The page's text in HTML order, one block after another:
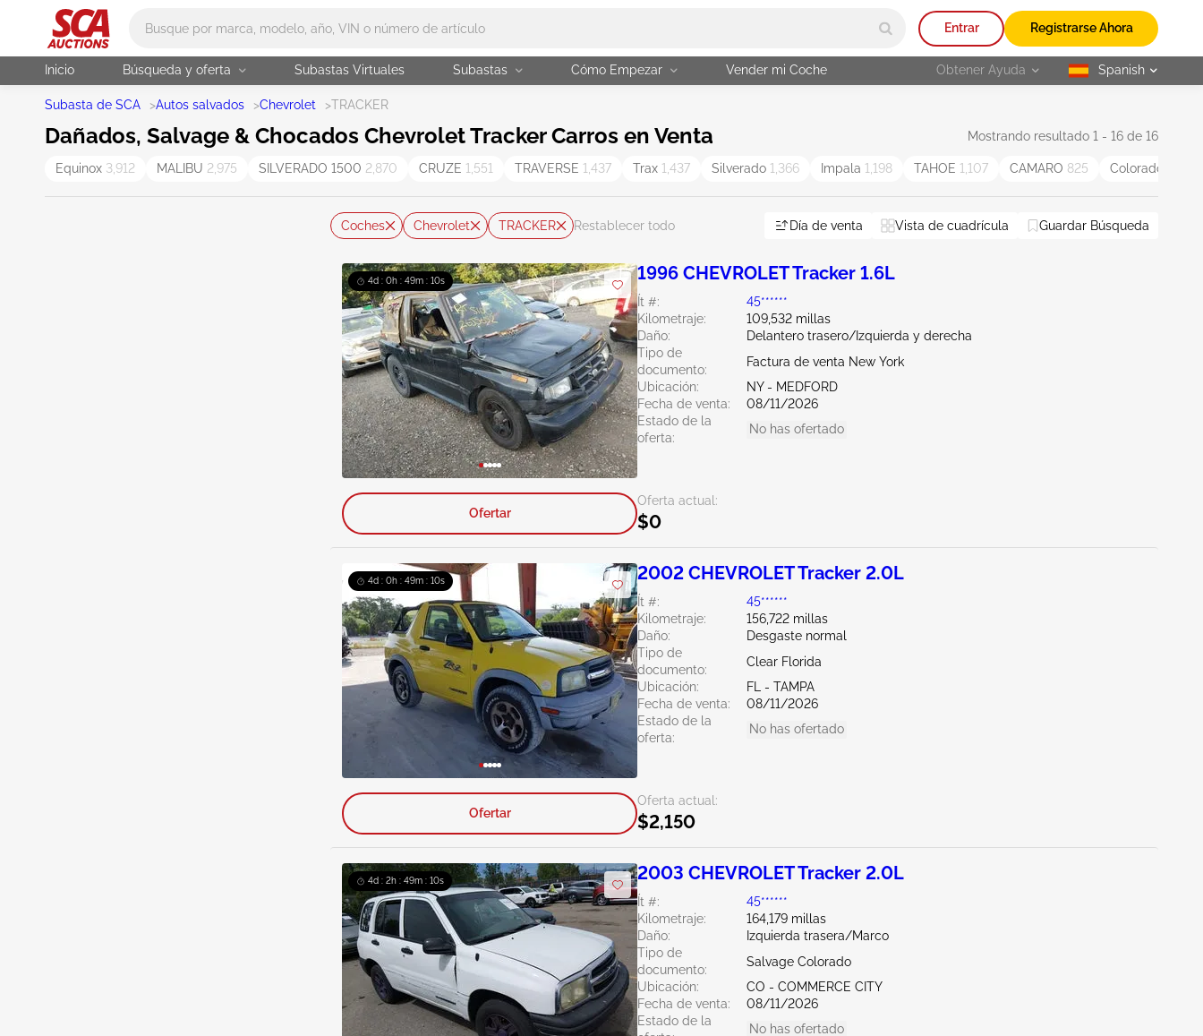
Entrar Registrarse Ahora
Inicio Búsqueda y oferta Subastas Virtuales Subastas Cómo Empezar Vender mi Coche Obtener Ayuda selected
Spanish
Subasta de SCA >Autos salvados >Chevrolet >TRACKER
Dañados, Salvage & Chocados Chevrolet Tracker Carros en Venta Mostrando resultado 1 - 16 de 16
Equinox 3,912 MALIBU 2,975 SILVERADO 1500 2,870 CRUZE 1,551 TRAVERSE 1,437 Trax 1,437 Silverado 1,366 Impala 1,198 TAHOE 1,107 CAMARO 825 Colorado
Coches Chevrolet TRACKER Restablecer todo Día de venta Vista de cuadrícula Guardar Búsqueda
4d : 0h : 49m : 10s 1996 CHEVROLET Tracker 1.6L
Ít #:
45******
Kilometraje:
109,532 millas
Daño:
Delantero trasero/Izquierda y derecha
Tipo de
documento:
Factura de venta New York
Ubicación:
NY - MEDFORD
Fecha de venta:
08/11/2026
Estado de la
oferta:
No has ofertado
Oferta actual:
$0
Ofertar
4d : 0h : 49m : 10s 2002 CHEVROLET Tracker 2.0L
Ít #:
45******
Kilometraje:
156,722 millas
Daño:
Desgaste normal
Tipo de
documento:
Clear Florida
Ubicación:
FL - TAMPA
Fecha de venta:
08/11/2026
Estado de la
oferta:
No has ofertado
Oferta actual:
$2,150
Ofertar
4d : 2h : 49m : 10s 2003 CHEVROLET Tracker 2.0L
Ít #:
45******
Kilometraje:
164,179 millas
Daño:
Izquierda trasera/Marco
Tipo de
documento:
Salvage Colorado
Ubicación:
CO - COMMERCE CITY
Fecha de venta:
08/11/2026
Estado de la
No has ofertado